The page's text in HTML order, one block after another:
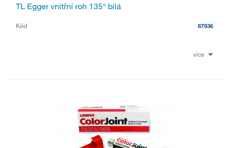
TL Egger vnitřní roh 135° bílá
Kód 87936
více